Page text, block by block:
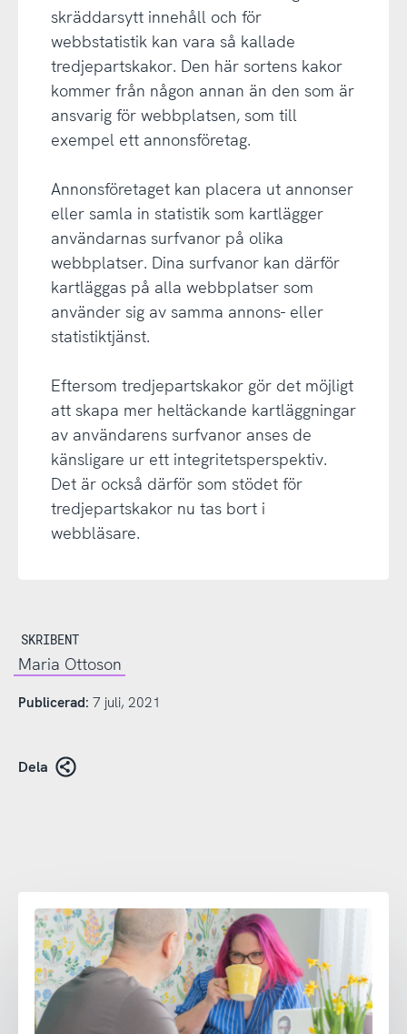
skräddarsytt innehåll och för
webbstatistik kan vara så kallade
tredjepartskakor. Den här sortens kakor
kommer från någon annan än den som är
ansvarig för webbplatsen, som till
exempel ett annonsföretag.
Annonsföretaget kan placera ut annonser
eller samla in statistik som kartlägger
användarnas surfvanor på olika
webbplatser. Dina surfvanor kan därför
kartläggas på alla webbplatser som
använder sig av samma annons- eller
statistiktjänst.
Eftersom tredjepartskakor gör det möjligt
att skapa mer heltäckande kartläggningar
av användarens surfvanor anses de
känsligare ur ett integritetsperspektiv.
Det är också därför som stödet för
tredjepartskakor nu tas bort i
webbläsare.
SKRIBENT
Maria Ottoson
Publicerad: 7 juli, 2021
Dela